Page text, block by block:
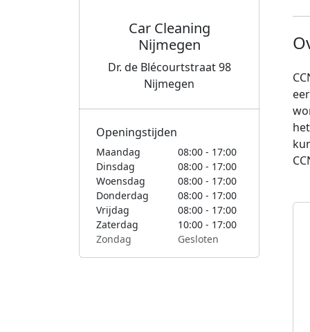
Car Cleaning
Nijmegen
Dr. de Blécourtstraat 98
Nijmegen
Openingstijden
Maandag
08:00 - 17:00
Dinsdag
08:00 - 17:00
Woensdag
08:00 - 17:00
Donderdag
08:00 - 17:00
Vrijdag
08:00 - 17:00
Zaterdag
10:00 - 17:00
Zondag
Gesloten